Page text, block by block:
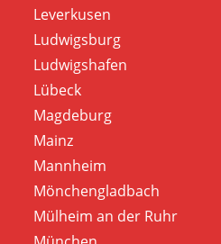
Leverkusen
Ludwigsburg
Ludwigshafen
Lübeck
Magdeburg
Mainz
Mannheim
Mönchengladbach
Mülheim an der Ruhr